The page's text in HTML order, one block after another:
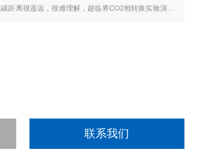
距离很遥远，很难理解，超临界CO2相转换实验演示
联系我们